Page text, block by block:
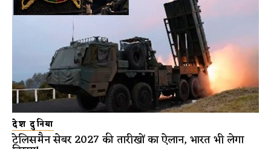
देश दुनिया
टेलिसमैन सेबर 2027 की तारीखों का ऐलान, भारत भी लेगा